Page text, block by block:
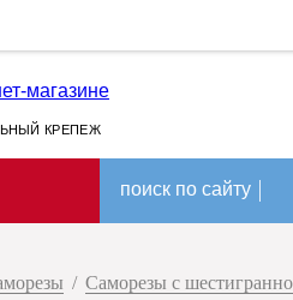
КРЕПЕЖ
поиск по сайту
/ Саморезы с